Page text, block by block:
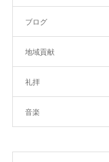
ブログ
地域貢献
礼拝
音楽